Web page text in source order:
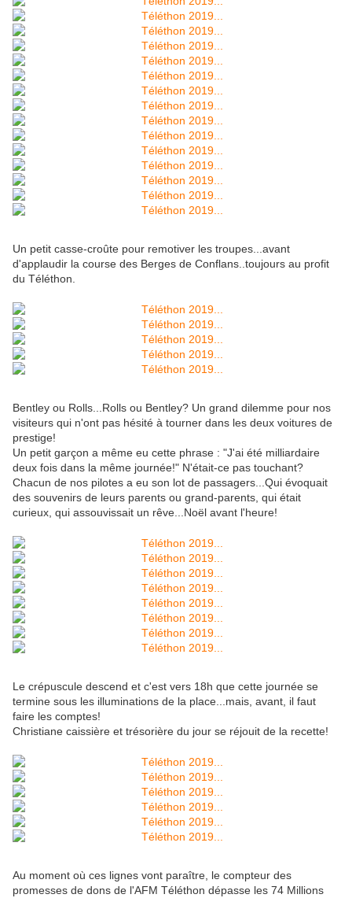
Un petit casse-croûte pour remotiver les troupes...avant
d'applaudir la course des Berges de Conflans..toujours au profit
du Téléthon.
Bentley ou Rolls...Rolls ou Bentley? Un grand dilemme pour nos
visiteurs qui n'ont pas hésité à tourner dans les deux voitures de
prestige!
Un petit garçon a même eu cette phrase : "J'ai été milliardaire
deux fois dans la même journée!" N'était-ce pas touchant?
Chacun de nos pilotes a eu son lot de passagers...Qui évoquait
des souvenirs de leurs parents ou grand-parents, qui était
curieux, qui assouvissait un rêve...Noël avant l'heure!
Le crépuscule descend et c'est vers 18h que cette journée se
termine sous les illuminations de la place...mais, avant, il faut
faire les comptes!
Christiane caissière et trésorière du jour se réjouit de la recette!
Au moment où ces lignes vont paraître, le compteur des
promesses de dons de l'AFM Téléthon dépasse les 74 Millions